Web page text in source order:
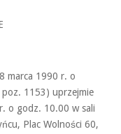
marca 1990 r. o
1153) uprzejmie
o godz. 10.00 w sali
Plac Wolności 60,